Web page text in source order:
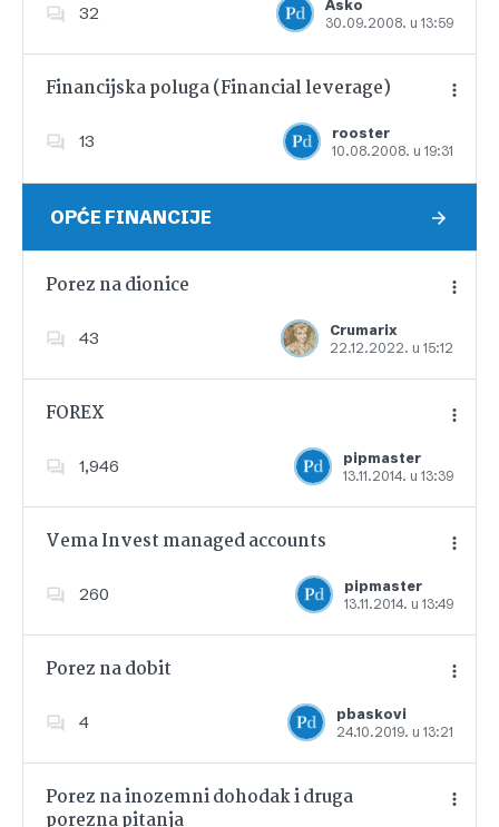
32
Asko
30.09.2008. u 13:59
Dodajte u favorite
Financijska poluga (Financial leverage)
13
rooster
10.08.2008. u 19:31
Dodajte u favorite
OPĆE FINANCIJE
Porez na dionice
43
Crumarix
22.12.2022. u 15:12
Dodajte u favorite
FOREX
1,946
pipmaster
13.11.2014. u 13:39
Dodajte u favorite
Vema Invest managed accounts
260
pipmaster
13.11.2014. u 13:49
Dodajte u favorite
Porez na dobit
4
pbaskovi
24.10.2019. u 13:21
Dodajte u favorite
Porez na inozemni dohodak i druga
porezna pitanja